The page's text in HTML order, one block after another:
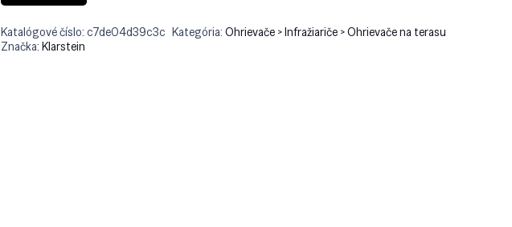
Katalógové číslo:c7de04d39c3c Kategória:Ohrievače > Infražiariče > Ohrievače na terasu
Značka:Klarstein